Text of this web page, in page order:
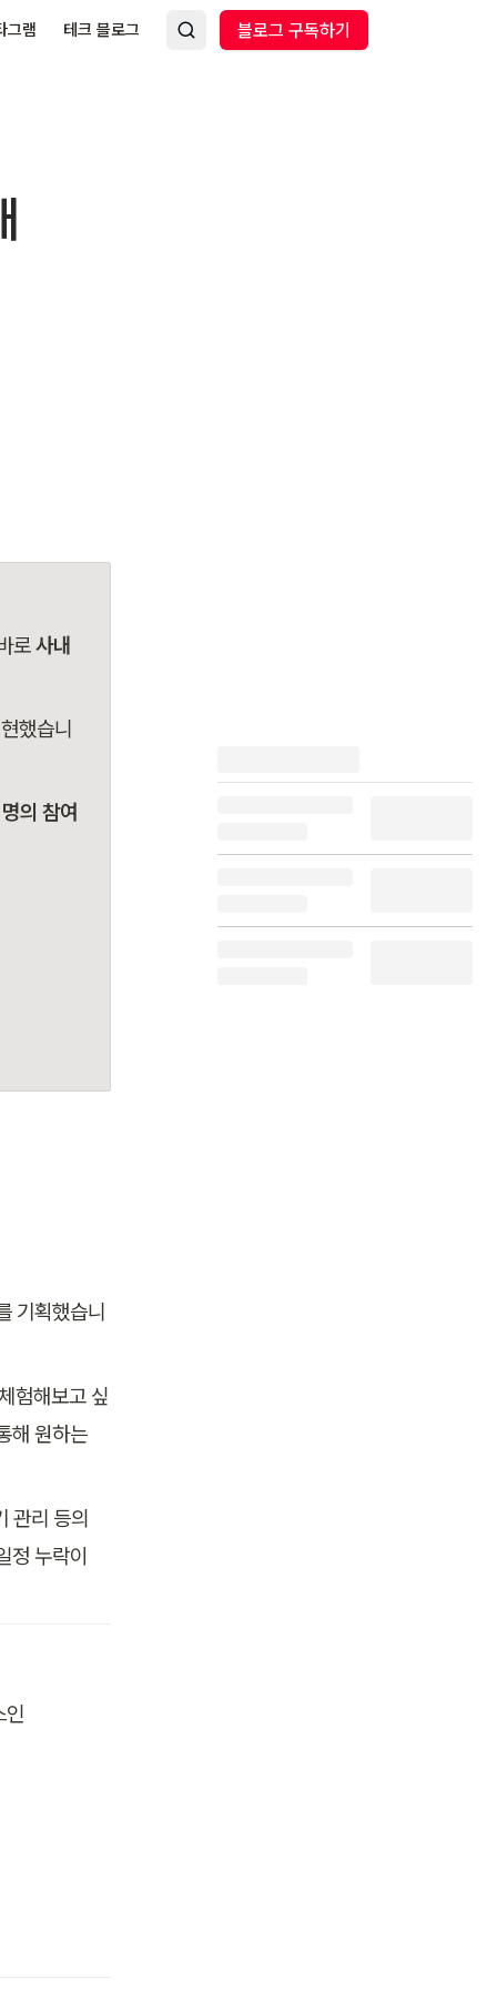
그램 테크 블로그 블로그 구독하기
로 사내
했습니
의 참여
기획했습니
험해보고 싶
해 원하는
관리 등의
정 누락이
인